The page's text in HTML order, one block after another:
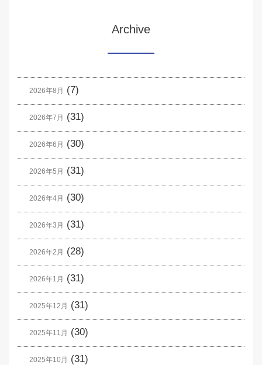
Archive
2026年8月 (7)
2026年7月 (31)
2026年6月 (30)
2026年5月 (31)
2026年4月 (30)
2026年3月 (31)
2026年2月 (28)
2026年1月 (31)
2025年12月 (31)
2025年11月 (30)
2025年10月 (31)